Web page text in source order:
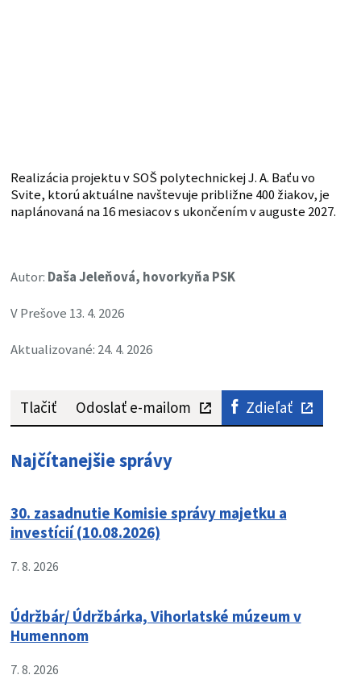
Realizácia projektu v SOŠ polytechnickej J. A. Baťu vo
Svite, ktorú aktuálne navštevuje približne 400 žiakov, je
naplánovaná na 16 mesiacov s ukončením v auguste 2027.
Autor: Daša Jeleňová, hovorkyňa PSK
V Prešove 13. 4. 2026
Aktualizované: 24. 4. 2026
Tlačiť Odoslať e-mailom Zdieľať
Najčítanejšie správy
30. zasadnutie Komisie správy majetku a
investícií (10.08.2026)
7. 8. 2026
Údržbár/ Údržbárka, Vihorlatské múzeum v
Humennom
7. 8. 2026